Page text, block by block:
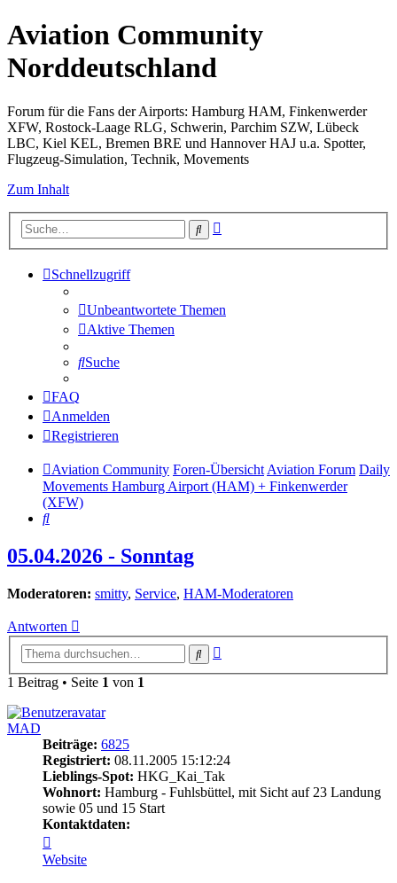
Aviation Community
Norddeutschland
Forum für die Fans der Airports: Hamburg HAM, Finkenwerder
XFW, Rostock-Laage RLG, Schwerin, Parchim SZW, Lübeck
LBC, Kiel KEL, Bremen BRE und Hannover HAJ u.a. Spotter,
Flugzeug-Simulation, Technik, Movements
Zum Inhalt
Suche
Schnellzugriff
Unbeantwortete Themen
Aktive Themen
Suche
FAQ
Anmelden
Registrieren
Aviation Community Foren-ÜbersichtAviation Forum Daily
Movements Hamburg Airport (HAM) + Finkenwerder
(XFW)
Suche
05.04.2026 - Sonntag
Moderatoren: smitty, Service, HAM-Moderatoren
Antworten
Suche
1 Beitrag • Seite 1 von 1
MAD
Beiträge: 6825
Registriert: 08.11.2005 15:12:24
Lieblings-Spot: HKG_Kai_Tak
Wohnort: Hamburg - Fuhlsbüttel, mit Sicht auf 23 Landung
sowie 05 und 15 Start
Kontaktdaten:
von
MAD
Website